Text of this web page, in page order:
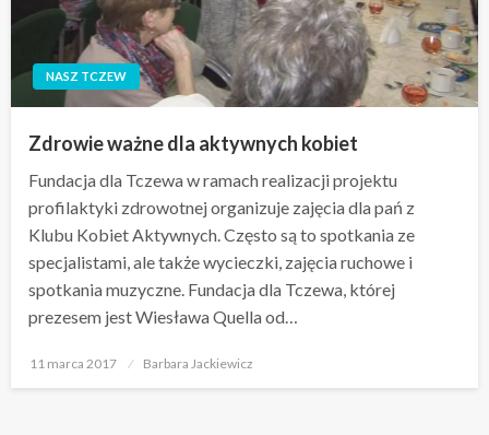
NASZ TCZEW
Zdrowie ważne dla aktywnych kobiet
Fundacja dla Tczewa w ramach realizacji projektu
profilaktyki zdrowotnej organizuje zajęcia dla pań z
Klubu Kobiet Aktywnych. Często są to spotkania ze
specjalistami, ale także wycieczki, zajęcia ruchowe i
spotkania muzyczne. Fundacja dla Tczewa, której
prezesem jest Wiesława Quella od…
Opublikowane
11 marca 2017 Barbara Jackiewicz